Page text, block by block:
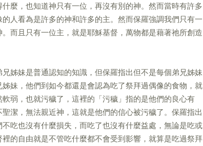
麼，也知道神只有一位，再沒有別的神。然而當時有許多
人看為是許多的神和許多的主。然而保羅強調我們只有一
而且只有一位主，就是耶穌基督，萬物都是藉著祂所創造
姊妹是普通認知的知識，但保羅指出但不是每個弟兄姊妹
妹，他們到如今都還是會認為吃了祭拜過偶像的食物，就
弱，也就污穢了，這裡的「污穢」指的是他們的良心有
潔，無法親近神，這就是他們的信心被污穢了。保羅指出
吃也沒有什麼損失，而吃了也沒有什麼益處，無論是吃或
的自由就是不管吃什麼都不會受到影響，就算是吃過祭拜